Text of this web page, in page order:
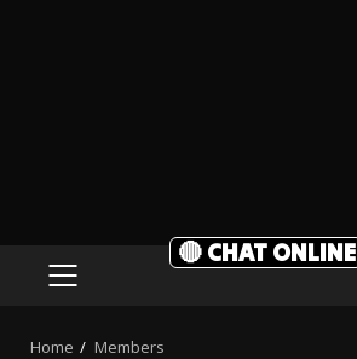
🔴 CHAT ONLINE
PRIMARY
Home Members